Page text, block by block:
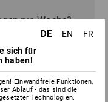
pro Woche?
DE EN
FR
sich für
haben!
Einwandfreie Funktionen,
Ablauf - das sind die
Technologien.